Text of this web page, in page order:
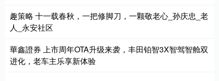
趣策略 十一载春秋，一把修脚刀，一颗敬老心_孙庆忠_老
人_永安社区
華鑫證券 上市周年OTA升级来袭，丰田铂智3X智驾智舱双
进化，老车主乐享新体验